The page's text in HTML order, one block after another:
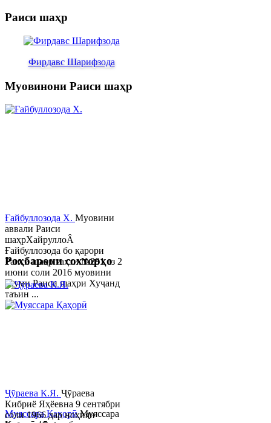
Раиси шаҳр
Фирдавс Шарифзода
Муовинони Раиси шаҳр
Ғайбуллозода Х. Муовини
аввали Раиси
шаҳрХайруллоÂ
Ғайбуллозода бо қарори
Раиси шаҳр таҳти №281 аз 2
июни соли 2016 муовини
якуми Раиси шаҳри Хуҷанд
таъин ...
Муяссара ҚаҳорӣМуяссара
Роҳбарони сохторҳо
Ҷӯраева К.Я. Ҷӯраева
Кибриё Яҳёевна 9 сентябри
соли 1966 дар ноҳияи